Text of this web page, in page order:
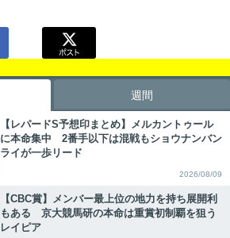
週間
【レパードS予想印まとめ】メルカントゥール
に本命集中 2番手以下は混戦もショウナンバン
ライが一歩リード
2026/08/09
【CBC賞】メンバー最上位の地力を持ち展開利
もある 京大競馬研の本命は重賞初制覇を狙う
レイピア